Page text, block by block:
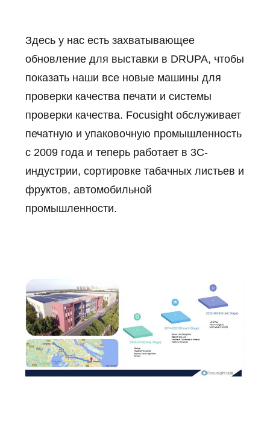
Здесь у нас есть захватывающее
обновление для выставки в DRUPA, чтобы
показать наши все новые машины для
проверки качества печати и системы
проверки качества. Focusight обслуживает
печатную и упаковочную промышленность
с 2009 года и теперь работает в 3C-
индустрии, сортировке табачных листьев и
фруктов, автомобильной
промышленности.